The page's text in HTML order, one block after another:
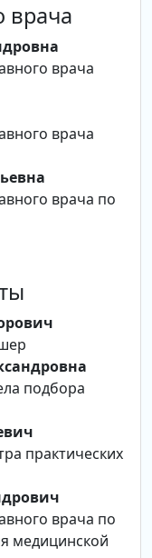
врача
врача
врача
врача по
подбора
практических
врача по
медицинской